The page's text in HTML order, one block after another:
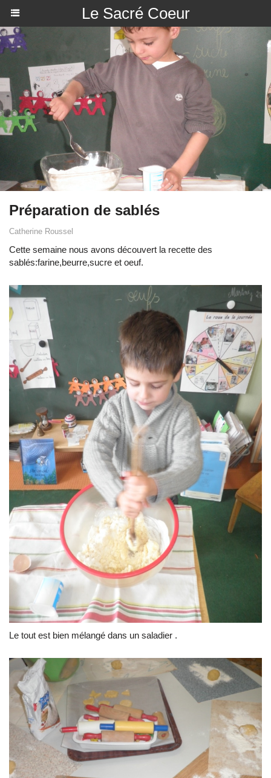
Le Sacré Coeur
Préparation de sablés
Catherine Roussel
Cette semaine nous avons découvert la recette des
sablés:farine,beurre,sucre et oeuf.
Le tout est bien mélangé dans un saladier .